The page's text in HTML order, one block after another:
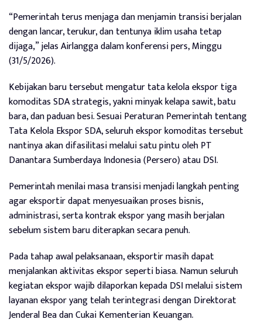
“Pemerintah terus menjaga dan menjamin transisi berjalan
dengan lancar, terukur, dan tentunya iklim usaha tetap
dijaga,” jelas Airlangga dalam konferensi pers, Minggu
(31/5/2026).
Kebijakan baru tersebut mengatur tata kelola ekspor tiga
komoditas SDA strategis, yakni minyak kelapa sawit, batu
bara, dan paduan besi. Sesuai Peraturan Pemerintah tentang
Tata Kelola Ekspor SDA, seluruh ekspor komoditas tersebut
nantinya akan difasilitasi melalui satu pintu oleh PT
Danantara Sumberdaya Indonesia (Persero) atau DSI.
Pemerintah menilai masa transisi menjadi langkah penting
agar eksportir dapat menyesuaikan proses bisnis,
administrasi, serta kontrak ekspor yang masih berjalan
sebelum sistem baru diterapkan secara penuh.
Pada tahap awal pelaksanaan, eksportir masih dapat
menjalankan aktivitas ekspor seperti biasa. Namun seluruh
kegiatan ekspor wajib dilaporkan kepada DSI melalui sistem
layanan ekspor yang telah terintegrasi dengan Direktorat
Jenderal Bea dan Cukai Kementerian Keuangan.